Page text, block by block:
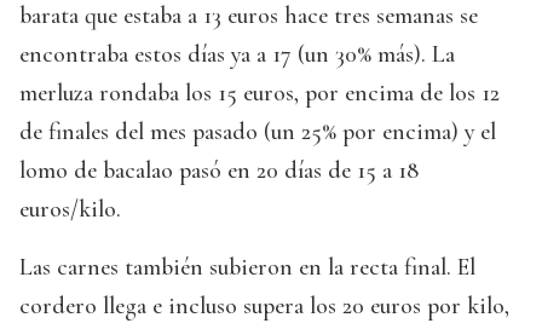
barata que estaba a 13 euros hace tres semanas se
encontraba estos días ya a 17 (un 30% más). La
merluza rondaba los 15 euros, por encima de los 12
de finales del mes pasado (un 25% por encima) y el
lomo de bacalao pasó en 20 días de 15 a 18
euros/kilo.
Las carnes también subieron en la recta final. El
cordero llega e incluso supera los 20 euros por kilo,